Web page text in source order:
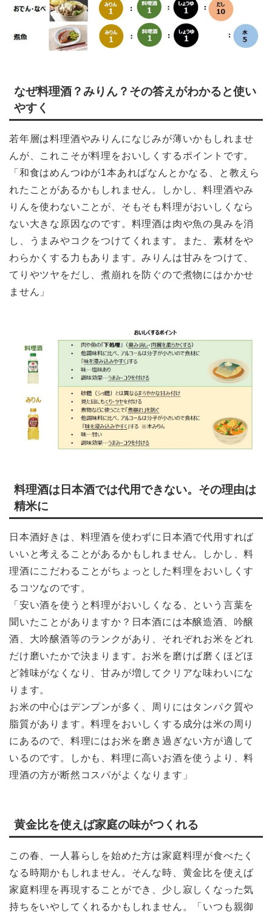
なぜ料理酒？みりん？その答えがわかると使い
やすく
若年層は料理酒やみりんになじみが薄いかもしれませ
んが、これこそが料理をおいしくするポイントです。
「和食はめんつゆが1本あればなんとかなる、と教えら
れたことがあるかもしれません。しかし、料理酒やみ
りんを使わないことが、そもそも料理がおいしくなら
ない大きな原因なのです。料理酒は肉や魚の臭みを消
し、うまみやコクをつけてくれます。また、素材をや
わらかくする力もあります。みりんは甘みをつけて、
てりやツヤをだし、煮崩れを防ぐので煮物にはかかせ
ません」
料理酒は日本酒では代用できない。その理由は
精米に
日本酒好きは、料理酒を使わずに日本酒で代用すれば
いいと考えることがあるかもしれません。しかし、料
理酒にこだわることがちょっとした料理をおいしくす
るコツなのです。
「安い酒を使うと料理がおいしくなる、という言葉を
聞いたことがありますか？日本酒には本醸造酒、吟醸
酒、大吟醸酒等のランクがあり、それぞれお米をどれ
だけ磨いたかで決まります。お米を磨けば磨くほどほ
ど雑味がなくなり、甘みが増してクリアな味わいにな
ります。
お米の中心はデンプンが多く、周りにはタンパク質や
脂質があります。料理をおいしくする成分は米の周り
にあるので、料理にはお米を磨き過ぎない方が適して
いるのです。しかも、料理に高いお酒を使うより、料
理酒の方が断然コスパがよくなります」
黄金比を使えば家庭の味がつくれる
この春、一人暮らしを始めた方は家庭料理が食べたく
なる時期かもしれません。そんな時、黄金比を使えば
家庭料理を再現することができ、少し寂しくなった気
持ちをいやしてくれるかもしれません。「いつも親御